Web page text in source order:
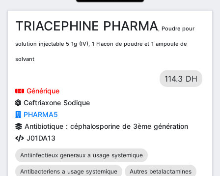
TRIACEPHINE PHARMA, Poudre pour
solution injectable 5 1g (IV), 1 Flacon de poudre et 1 ampoule de
solvant
114.3 DH
Générique
Ceftriaxone Sodique
PHARMA5
Antibiotique : céphalosporine de 3ème génération
J01DA13
Antiinfectieux generaux a usage systemique
Antibacteriens a usage systemique Autres betalactamines